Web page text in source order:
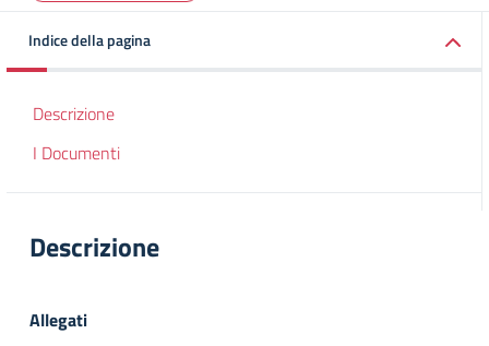
Indice della pagina
Descrizione
I Documenti
Descrizione
Allegati